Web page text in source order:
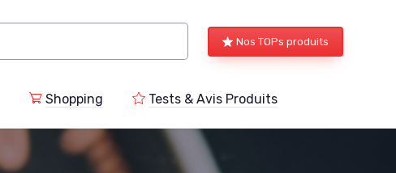
Nos TOPs produits
Shopping Tests & Avis Produits